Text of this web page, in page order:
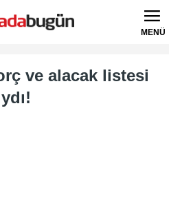
MENÜ
ve alacak listesi